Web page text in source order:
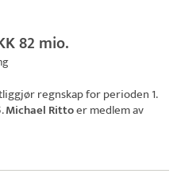
82 mio.
regnskap for perioden 1.
Michael Rittoer medlem av